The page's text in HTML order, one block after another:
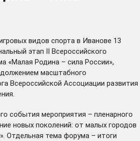
видов спорта в Иванове 13
этап II Всероссийского
«Малая Родина – сила России»,
масштабного
Всероссийской Ассоциации развития
события мероприятия – пленарного
новых поколений: от малых городов
Отдельная тема форума – итоги